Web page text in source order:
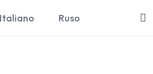
Italiano Ruso